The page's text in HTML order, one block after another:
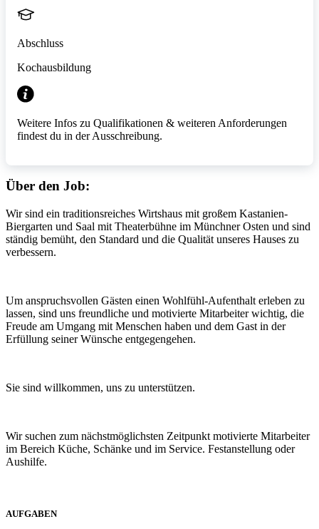
Abschluss
Kochausbildung
Weitere Infos zu Qualifikationen & weiteren Anforderungen
findest du in der Ausschreibung.
Über den Job:
Wir sind ein traditionsreiches Wirtshaus mit großem Kastanien-
Biergarten und Saal mit Theaterbühne im Münchner Osten und sind
ständig bemüht, den Standard und die Qualität unseres Hauses zu
verbessern.
Um anspruchsvollen Gästen einen Wohlfühl-Aufenthalt erleben zu
lassen, sind uns freundliche und motivierte Mitarbeiter wichtig, die
Freude am Umgang mit Menschen haben und dem Gast in der
Erfüllung seiner Wünsche entgegengehen.
Sie sind willkommen, uns zu unterstützen.
Wir suchen zum nächstmöglichsten Zeitpunkt motivierte Mitarbeiter
im Bereich Küche, Schänke und im Service. Festanstellung oder
Aushilfe.
AUFGABEN